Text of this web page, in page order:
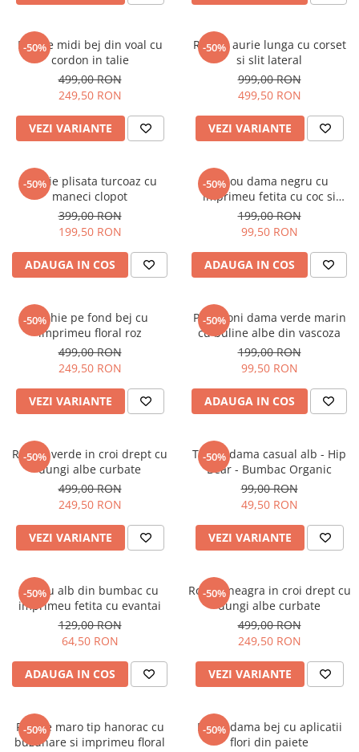
-50%
Rochie midi bej din voal cu
cordon in talie
499,00 RON
249,50 RON
VEZI VARIANTE
-50%
Rochie aurie lunga cu corset
si slit lateral
999,00 RON
499,50 RON
VEZI VARIANTE
-50%
Rochie plisata turcoaz cu
maneci clopot
399,00 RON
199,50 RON
ADAUGA IN COS
-50%
Tricou dama negru cu
imprimeu fetita cu coc si
ochelari albastrii
199,00 RON
99,50 RON
ADAUGA IN COS
-50%
Rochie pe fond bej cu
imprimeu floral roz
499,00 RON
249,50 RON
VEZI VARIANTE
-50%
Pantaloni dama verde marin
cu buline albe din vascoza
199,00 RON
99,50 RON
ADAUGA IN COS
-50%
Rochie verde in croi drept cu
dungi albe curbate
499,00 RON
249,50 RON
VEZI VARIANTE
-50%
Tricou dama casual alb - Hip
Bear - Bumbac Organic
99,00 RON
49,50 RON
VEZI VARIANTE
-50%
Tricou alb din bumbac cu
imprimeu fetita cu evantai
129,00 RON
64,50 RON
ADAUGA IN COS
-50%
Rochie neagra in croi drept cu
dungi albe curbate
499,00 RON
249,50 RON
VEZI VARIANTE
-50%
Rochie maro tip hanorac cu
buzunare si imprimeu floral
-50%
Bluza dama bej cu aplicatii
flori din paiete